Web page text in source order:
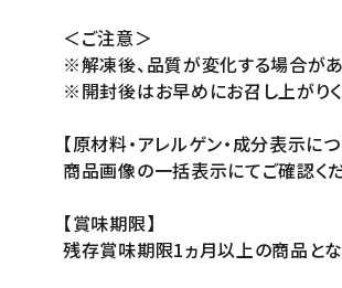
＜ご注意＞
※解凍後、品質が変化する場合があ
※開封後はお早めにお召し上がりく
【原材料・アレルゲン・成分表示につ
商品画像の一括表示にてご確認くだ
【賞味期限】
残存賞味期限1ヵ月以上の商品とな